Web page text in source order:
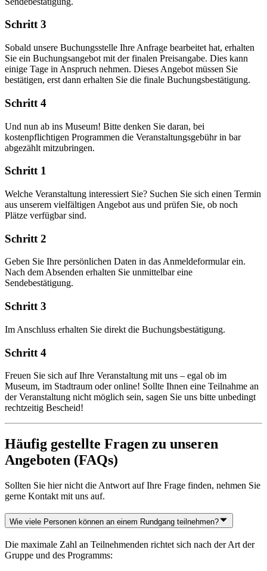
Schritt 3
Sobald unsere Buchungsstelle Ihre Anfrage bearbeitet hat, erhalten
Sie ein Buchungsangebot mit der finalen Preisangabe. Dies kann
einige Tage in Anspruch nehmen. Dieses Angebot müssen Sie
bestätigen, erst dann erhalten Sie die finale Buchungsbestätigung.
Schritt 4
Und nun ab ins Museum! Bitte denken Sie daran, bei
kostenpflichtigen Programmen die Veranstaltungsgebühr in bar
abgezählt mitzubringen.
Schritt 1
Welche Veranstaltung interessiert Sie? Suchen Sie sich einen Termin
aus unserem vielfältigen Angebot aus und prüfen Sie, ob noch
Plätze verfügbar sind.
Schritt 2
Geben Sie Ihre persönlichen Daten in das Anmeldeformular ein.
Nach dem Absenden erhalten Sie unmittelbar eine
Sendebestätigung.
Schritt 3
Im Anschluss erhalten Sie direkt die Buchungsbestätigung.
Schritt 4
Freuen Sie sich auf Ihre Veranstaltung mit uns – egal ob im
Museum, im Stadtraum oder online! Sollte Ihnen eine Teilnahme an
der Veranstaltung nicht möglich sein, sagen Sie uns bitte unbedingt
rechtzeitig Bescheid!
Häufig gestellte Fragen zu unseren
Angeboten (FAQs)
Sollten Sie hier nicht die Antwort auf Ihre Frage finden, nehmen Sie
gerne Kontakt mit uns auf.
Wie viele Personen können an einem Rundgang teilnehmen?
Die maximale Zahl an Teilnehmenden richtet sich nach der Art der
Gruppe und des Programms: